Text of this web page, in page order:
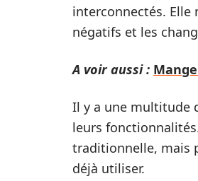
interconnectés. Elle
négatifs et les
A voir aussi :
Il y a une multitude
leurs
traditionnelle, mais
déjà utiliser.